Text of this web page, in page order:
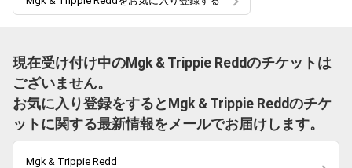
現在受け付け中のMgk & Trippie Reddのチケットは
ございません。
お気に入り登録をするとMgk & Trippie Reddのチケ
ットに関する最新情報をメールでお届けします。
Mgk & Trippie Redd